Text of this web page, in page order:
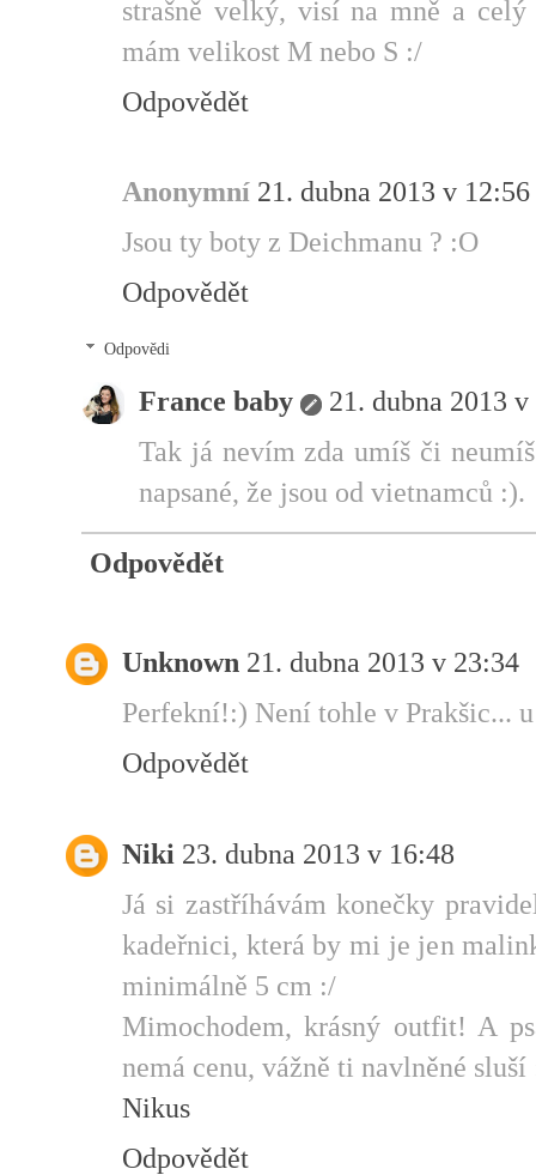
strašně velký, visí na mně a
mám velikost M nebo S :/
Odpovědět
Anonymní 21. dubna 2013 v 12:56
Jsou ty boty z Deichmanu ? :O
Odpovědět
Odpovědi
France baby
21. dubna 2013
Tak já nevím zda umíš či
napsané, že jsou od vietnamců :).
Odpovědět
Unknown 21. dubna 2013 v 23:34
Perfekní!:) Není tohle v Prakšic...
Odpovědět
Niki 23. dubna 2013 v 16:48
Já si zastříhávám konečky
kadeřnici, která by mi je jen
minimálně 5 cm :/
Mimochodem, krásný outfit! A
nemá cenu, vážně ti navlněné sluší
Nikus
Odpovědět